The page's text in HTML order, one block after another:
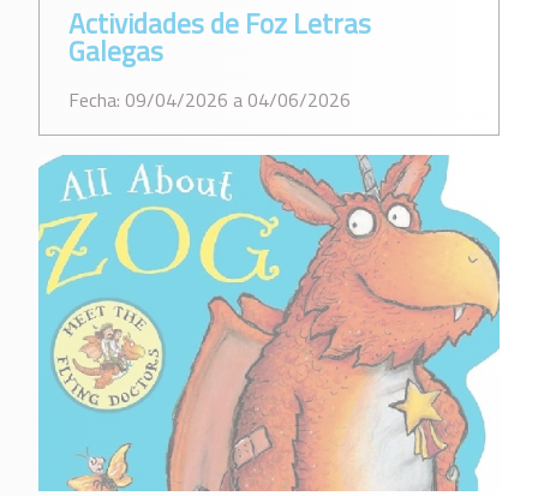
Actividades de Foz Letras
Galegas
Fecha: 09/04/2026 a 04/06/2026